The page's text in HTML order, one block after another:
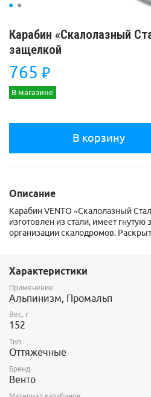
Карабин «Скалолазный
защелкой
765 ₽
В магазине
В корзину
Описание
Карабин VENTO «Скалолазный
изготовлен из стали, имеет
организации скалодромов.
Характеристики
Применение
Альпинизм, Промальп
Вес, г
152
Тип
Оттяжечные
Бренд
Венто